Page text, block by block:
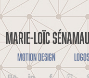
MARIE-LOÏC
MOTION DESIGN LOGOS